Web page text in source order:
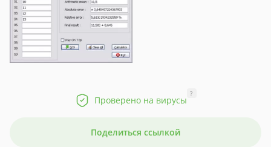
Проверено на вирусы
?
Поделиться ссылкой